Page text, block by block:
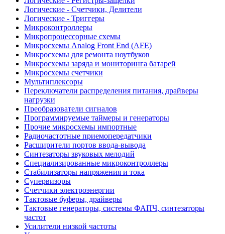
Логические - Счетчики, Делители
Логические - Триггеры
Микроконтроллеры
Микропроцессорные схемы
Микросхемы Analog Front End (AFE)
Микросхемы для ремонта ноутбуков
Микросхемы заряда и мониторинга батарей
Микросхемы счетчики
Мультиплексоры
Переключатели распределения питания, драйверы
нагрузки
Преобразователи сигналов
Программируемые таймеры и генераторы
Прочие микросхемы импортные
Радиочастотные приемопередатчики
Расширители портов ввода-вывода
Синтезаторы звуковых мелодий
Специализированные микроконтроллеры
Стабилизаторы напряжения и тока
Супервизоры
Счетчики электроэнергии
Тактовые буферы, драйверы
Тактовые генераторы, системы ФАПЧ, синтезаторы
частот
Усилители низкой частоты